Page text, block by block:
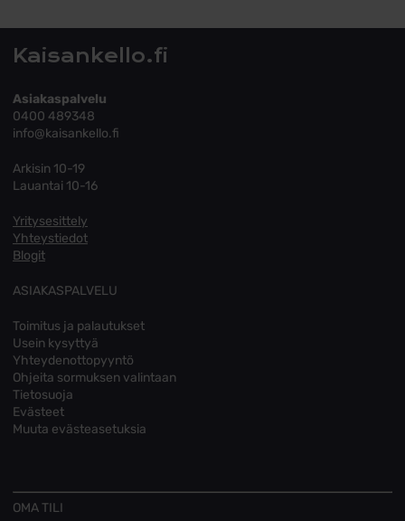
Kaisankello.fi
Asiakaspalvelu
0400 489348
info@kaisankello.fi
Arkisin 10-19
Lauantai 10-16
Yritysesittely
Yhteystiedot
Blogit
ASIAKASPALVELU
Toimitus ja palautukset
Usein kysyttyä
Yhteydenottopyyntö
Ohjeita sormuksen valintaan
Tietosuoja
Evästeet
Muuta evästeasetuksia
OMA TILI